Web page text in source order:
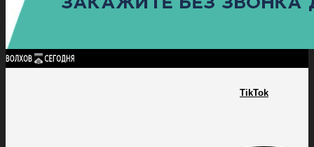
TikTok
ПОЛИТИКА
КУЛЬТУРА
ПОСЕЛЕНИЯ